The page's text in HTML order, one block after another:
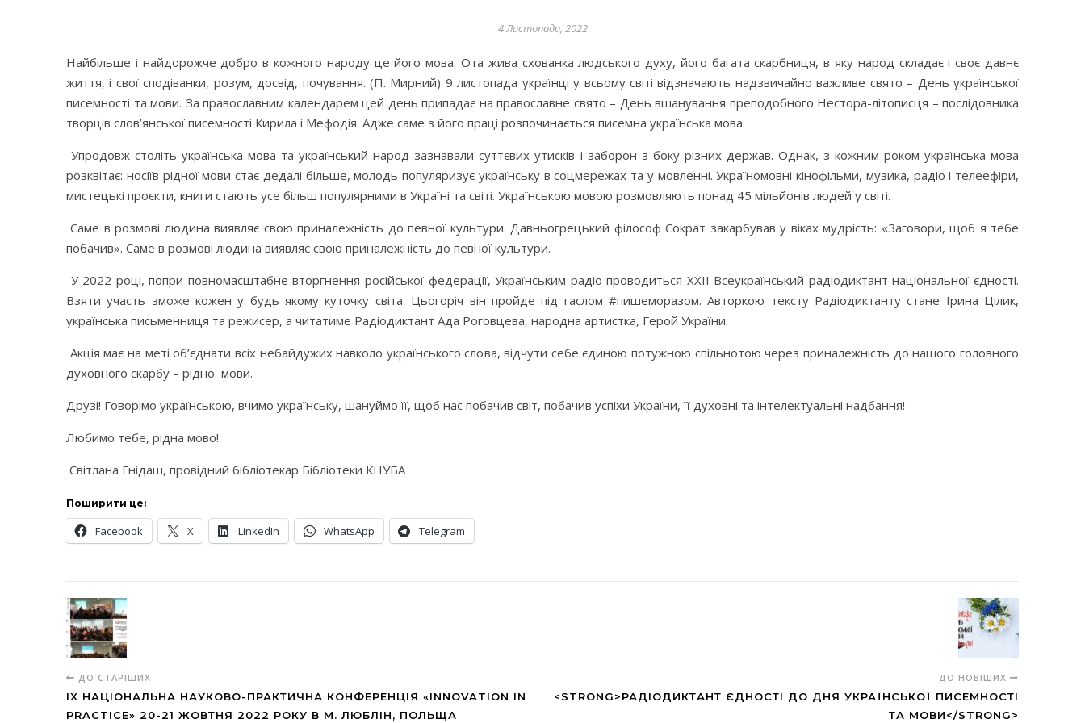
4 Листопада, 2022
Найбільше і найдорожче добро в кожного народу це його мова. Ота жива схованка людського духу, його багата скарбниця, в яку народ складає і своє давнє
життя, і свої сподіванки, розум, досвід, почування. (П. Мирний) 9 листопада українці у всьому світі відзначають надзвичайно важливе свято – День української
писемності та мови. За православним календарем цей день припадає на православне свято – День вшанування преподобного Нестора-літописця – послідовника
творців слов’янської писемності Кирила і Мефодія. Адже саме з його праці розпочинається писемна українська мова.
Упродовж століть українська мова та український народ зазнавали суттєвих утисків і заборон з боку різних держав. Однак, з кожним роком українська мова
розквітає: носіїв рідної мови стає дедалі більше, молодь популяризує українську в соцмережах та у мовленні. Україномовні кінофільми, музика, радіо і телеефіри,
мистецькі проєкти, книги стають усе більш популярними в Україні та світі. Українською мовою розмовляють понад 45 мільйонів людей у світі.
Саме в розмові людина виявляє свою приналежність до певної культури. Давньогрецький філософ Сократ закарбував у віках мудрість: «Заговори, щоб я тебе
побачив». Саме в розмові людина виявляє свою приналежність до певної культури.
У 2022 році, попри повномасштабне вторгнення російської федерації, Українським радіо проводиться ХХІІ Всеукраїнський радіодиктант національної єдності.
Взяти участь зможе кожен у будь якому куточку світа. Цьогоріч він пройде під гаслом #пишеморазом. Авторкою тексту Радіодиктанту стане Ірина Цілик,
українська письменниця та режисер, а читатиме Радіодиктант Ада Роговцева, народна артистка, Герой України.
Акція має на меті об’єднати всіх небайдужих навколо українського слова, відчути себе єдиною потужною спільнотою через приналежність до нашого головного
духовного скарбу – рідної мови.
Друзі! Говорімо українською, вчимо українську, шануймо її, щоб нас побачив світ, побачив успіхи України, її духовні та інтелектуальні надбання!
Любимо тебе, рідна мово!
Світлана Гнідаш, провідний бібліотекар Бібліотеки КНУБА
Поширити це:
Facebook X LinkedIn WhatsApp Telegram
ДО СТАРІШИХ
IX НАЦІОНАЛЬНА НАУКОВО-ПРАКТИЧНА КОНФЕРЕНЦІЯ «INNOVATION IN
PRACTICE» 20-21 ЖОВТНЯ 2022 РОКУ В М. ЛЮБЛІН, ПОЛЬЩА
ДО НОВІШИХ
<STRONG>РАДІОДИКТАНТ ЄДНОСТІ ДО ДНЯ УКРАЇНСЬКОЇ ПИСЕМНОСТІ
ТА МОВИ</STRONG>